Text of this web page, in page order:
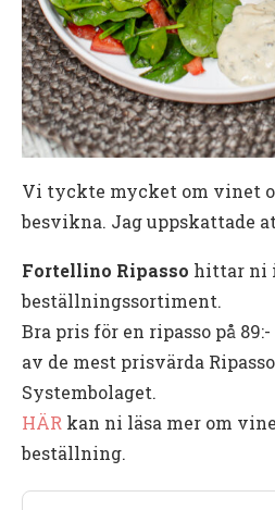
Vi tyckte mycket om vinet
besvikna. Jag uppskattade
Fortellino Ripasso hittar ni
beställningssortiment.
Bra pris för en ripasso på
av de mest prisvärda
Systembolaget.
HÄR kan ni läsa mer om
beställning.